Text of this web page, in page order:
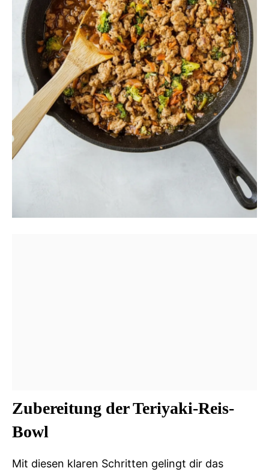
Zubereitung der Teriyaki-Reis-
Bowl
Mit diesen klaren Schritten gelingt dir das